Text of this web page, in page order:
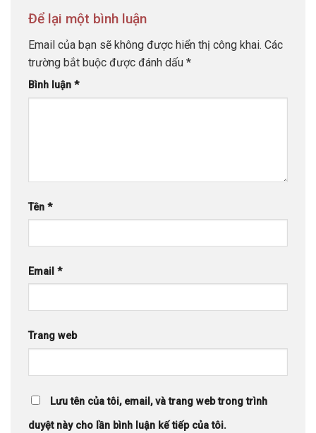
Để lại một bình luận
Email của bạn sẽ không được hiển thị công khai. Các
trường bắt buộc được đánh dấu *
Bình luận *
Tên *
Email *
Trang web
Lưu tên của tôi, email, và trang web trong trình
duyệt này cho lần bình luận kế tiếp của tôi.